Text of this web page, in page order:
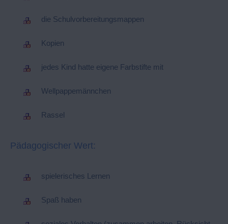
die Schulvorbereitungsmappen
Kopien
jedes Kind hatte eigene Farbstifte mit
Wellpappemännchen
Rassel
Pädagogischer Wert:
spielerisches Lernen
Spaß haben